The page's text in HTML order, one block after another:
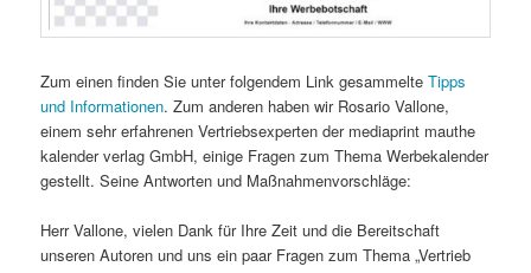
Zum einen finden Sie unter folgendem Link gesammelteTipps
und Informationen. Zum anderen haben wir Rosario Vallone,
einem sehr erfahrenen Vertriebsexperten der mediaprint mauthe
kalender verlag GmbH, einige Fragen zum Thema Werbekalender
gestellt. Seine Antworten und Maßnahmenvorschläge:
Herr Vallone, vielen Dank für Ihre Zeit und die Bereitschaft
unseren Autoren und uns ein paar Fragen zum Thema „Vertrieb